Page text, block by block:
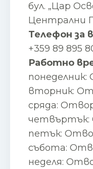
бул. „Цар
Централни
Телефон за
+359 89 895
Работно
понеделник:
вторник:
сряда:
четвъртък:
петък:
събота:
неделя: